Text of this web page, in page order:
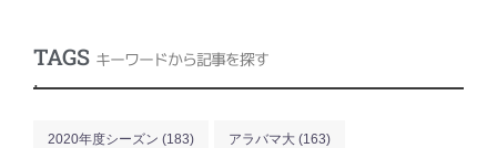
TAGS キーワードから記事を探す
.
2020年度シーズン (183) アラバマ大 (163)